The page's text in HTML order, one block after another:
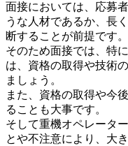
面接においては、応募
うな人材であるか、長
断することが前提です。
そのため面接では、特
は、資格の取得や技術
ましょう。
また、資格の取得や今
ることも大事です。
そして重機オペレータ
とや不注意により、大